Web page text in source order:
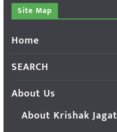
Site Map
Home
SEARCH
About Us
About Krishak Jagat